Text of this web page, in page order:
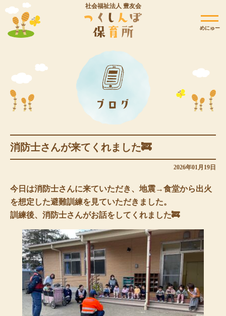
社会福祉法人 豊友会
めにゅー
消防士さんが来てくれました🚒
2026年01月19日
今日は消防士さんに来ていただき、地震→食堂から出火
を想定した避難訓練を見ていただきました。
訓練後、消防士さんがお話をしてくれました🚒